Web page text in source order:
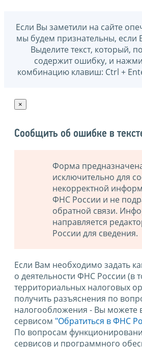
Если Вы заметили на сайте
мы будем признательны, если
Выделите текст, который,
содержит ошибку, и
комбинацию клавиш: Ctrl +
×
Сообщить об ошибке в
Форма
исключительно для
некорректной
ФНС России и не
обратной связи.
направляется
России для сведения.
Если Вам необходимо задать
о деятельности ФНС России (в
территориальных налоговых
получить разъяснения по
налогообложения - Вы можете
сервисом "Обратиться в ФНС
По вопросам
сервисов и программного